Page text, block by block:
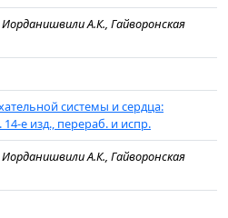
А.К., Гайворонская
системы и сердца:
е изд., перераб. и испр.
А.К., Гайворонская